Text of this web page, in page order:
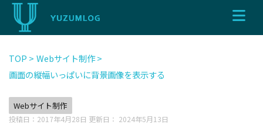
TOP > Webサイト制作>
画面の縦幅いっぱいに背景画像を表示する
Webサイト制作
投稿日：2017年4月28日 更新日： 2024年5月13日